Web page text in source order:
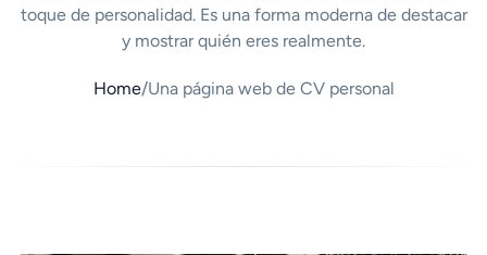
toque de personalidad. Es una forma moderna de destacar
y mostrar quién eres realmente.
Home/Una página web de CV personal